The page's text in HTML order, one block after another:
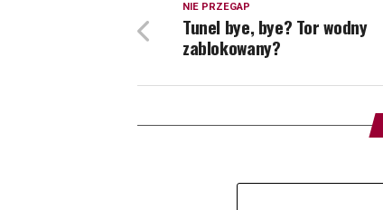
NIE PRZEGAP
Tunel bye, bye? Tor wodny
zablokowany?